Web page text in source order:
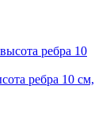
ребра 10 см,